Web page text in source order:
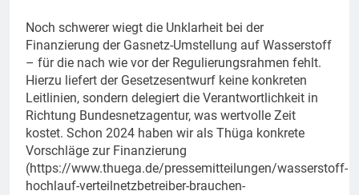
Noch schwerer wiegt die Unklarheit bei der
Finanzierung der Gasnetz-Umstellung auf Wasserstoff
– für die nach wie vor der Regulierungsrahmen fehlt.
Hierzu liefert der Gesetzesentwurf keine konkreten
Leitlinien, sondern delegiert die Verantwortlichkeit in
Richtung Bundesnetzagentur, was wertvolle Zeit
kostet. Schon 2024 haben wir als Thüga konkrete
Vorschläge zur Finanzierung
(https://www.thuega.de/pressemitteilungen/wasserstoff-
hochlauf-verteilnetzbetreiber-brauchen-